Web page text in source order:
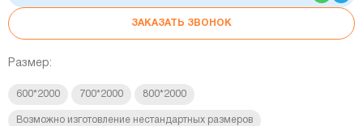
ЗАКАЗАТЬ ЗВОНОК
Размер:
600*2000 700*2000 800*2000
Возможно изготовление нестандартных размеров